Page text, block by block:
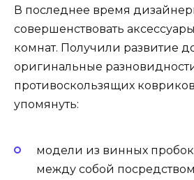
В последнее время
совершенствовать
комнат. Получили развитие
оригинальные
противоскользящих
упомянуть:
модели из винных
между собой